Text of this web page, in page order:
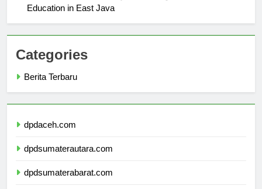
Universitas Muhammadiyah Ponorogo: A Beacon of
Categories